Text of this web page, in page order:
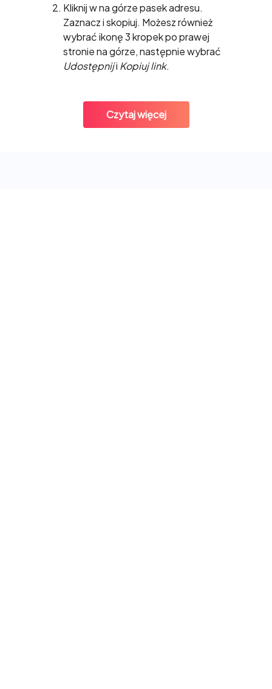
Kliknij w na górze pasek adresu.
Zaznacz i skopiuj. Możesz również
wybrać ikonę 3 kropek po prawej
stronie na górze, następnie wybrać
Udostępniji Kopiuj link.
Czytaj więcej